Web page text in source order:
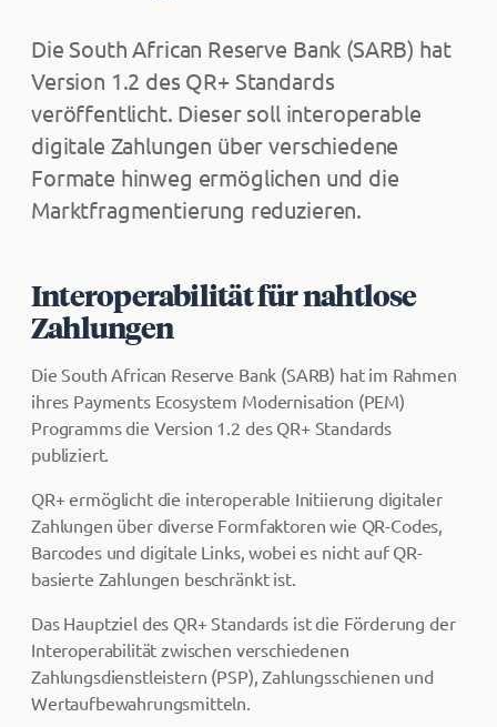
Die South African Reserve Bank (SARB) hat
Version 1.2 des QR+ Standards
veröffentlicht. Dieser soll interoperable
digitale Zahlungen über verschiedene
Formate hinweg ermöglichen und die
Marktfragmentierung reduzieren.
Interoperabilität für nahtlose
Zahlungen
Die South African Reserve Bank (SARB) hat im Rahmen
ihres Payments Ecosystem Modernisation (PEM)
Programms die Version 1.2 des QR+ Standards
publiziert.
QR+ ermöglicht die interoperable Initiierung digitaler
Zahlungen über diverse Formfaktoren wie QR-Codes,
Barcodes und digitale Links, wobei es nicht auf QR-
basierte Zahlungen beschränkt ist.
Das Hauptziel des QR+ Standards ist die Förderung der
Interoperabilität zwischen verschiedenen
Zahlungsdienstleistern (PSP), Zahlungsschienen und
Wertaufbewahrungsmitteln.